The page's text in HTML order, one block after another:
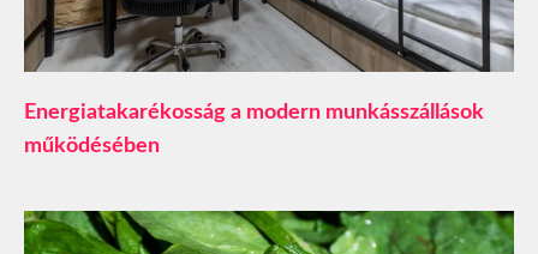
​Energiatakarékosság a modern munkásszállások
működésében